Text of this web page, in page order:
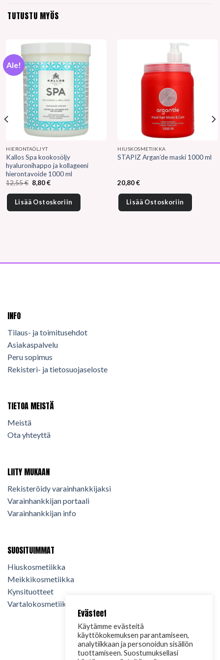
TUTUSTU MYÖS
Ale!
HIERONTAÖLJYT
Kallos Spa kookosöljy
hyaluronihappo ja kollageeni
hierontavoide 1000 ml
12,55€ Alkuperäinen
hinta
oli:
12,55 €.
8,80€Nykyinen
on:
8,80 €.
Lisää Ostoskoriin
HIUSKOSMETIIKKA
STAPIZ Argan’de maski 1000 ml
20,80€
Lisää Ostoskoriin
INFO
Tilaus- ja toimitusehdot
Asiakaspalvelu
Peru sopimus
Rekisteri- ja tietosuojaseloste
TIETOA MEISTÄ
Meistä
Ota yhteyttä
LIITY MUKAAN
Rekisteröidy varainhankkijaksi
Varainhankkijan portaali
Varainhankkijan info
SUOSITUIMMAT
Hiuskosmetiikka
Meikkikosmetiikka
Kynsituotteet
Vartalokosmetiikka
Evästeet
Käytämme evästeitä
käyttökokemuksen parantamiseen,
analytiikkaan ja personoidun sisällön
tuottamiseen. Suostumuksellasi